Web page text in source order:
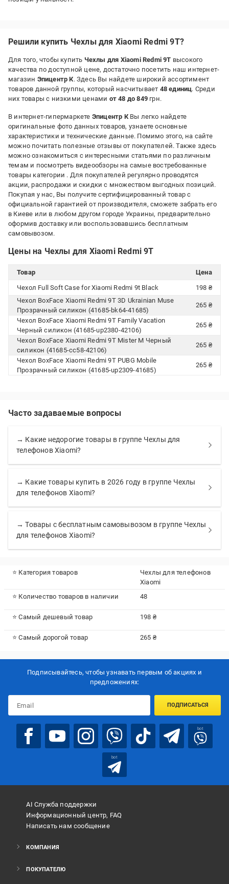
Решили купить Чехлы для Xiaomi Redmi 9T?
Для того, чтобы купить Чехлы для Xiaomi Redmi 9T высокого
качества по доступной цене, достаточно посетить наш интернет-
магазин Эпицентр К. Здесь Вы найдете широкий ассортимент
товаров данной группы, который насчитывает 48 единиц. Среди
них товары с низкими ценами от 48 до 849 грн.
В интернет-гипермаркете Эпицентр КВы легко найдете
оригинальные фото данных товаров, узнаете основные
характеристики и технические данные. Помимо этого, на сайте
можно почитать полезные отзывы от покупателей. Также здесь
можно ознакомиться с интересными статьями по различным
темам и посмотреть видеообзоры на самые востребованные
товары категории . Для покупателей регулярно проводятся
акции, распродажи и скидки с множеством выгодных позиций.
Покупая у нас, Вы получите сертифицированный товар с
официальной гарантией от производителя, сможете забрать его
в Киеве или в любом другом городе Украины, предварительно
оформив доставку или воспользовавшись бесплатным
самовывозом.
Цены на Чехлы для Xiaomi Redmi 9T
Товар
Цена
Чехол Full Soft Case for Xiaomi Redmi 9t Black
198 ₴
Чехол BoxFace Xiaomi Redmi 9T 3D Ukrainian Muse
Прозрачный силикон (41685-bk64-41685)
265 ₴
Чехол BoxFace Xiaomi Redmi 9T Family Vacation
Черный силикон (41685-up2380-42106)
265 ₴
Чехол BoxFace Xiaomi Redmi 9T Mister M Черный
силикон (41685-cc58-42106)
265 ₴
Чехол BoxFace Xiaomi Redmi 9T PUBG Mobile
Прозрачный силикон (41685-up2309-41685)
265 ₴
Часто задаваемые вопросы
→ Какие недорогие товары в группе Чехлы для
телефонов Xiaomi?
→ Какие товары купить в 2026 году в группе Чехлы
для телефонов Xiaomi?
→ Товары с бесплатным самовывозом в группе Чехлы
для телефонов Xiaomi?
⭐ Категория товаров
Чехлы для телефонов
Xiaomi
⭐ Количество товаров в наличии
48
⭐ Самый дешевый товар 198 ₴
⭐ Самый дорогой товар 265 ₴
Подписывайтесь, чтобы узнавать первым об акцияx и
предложениях:
ПОДПИСАТЬСЯ
bot
bot
AI Служба поддержки
Информационный центр, FAQ
Написать нам сообщение
КОМПАНИЯ
ПОКУПАТЕЛЮ